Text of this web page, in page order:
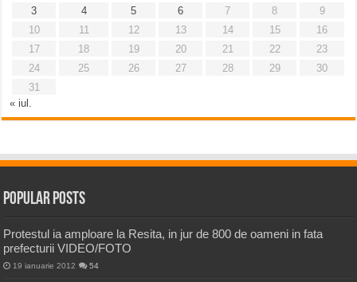
3
4 5 6 7 8
9
10
11 12 13 14 15
16
17
18 19 20 21 22
23
24
25 26 27 28 29
30
31
« iul.
Popular Posts
Protestul ia amploare la Resita, in jur de 800 de oameni in fata
prefecturii VIDEO/FOTO
19 ianuarie 2012 54